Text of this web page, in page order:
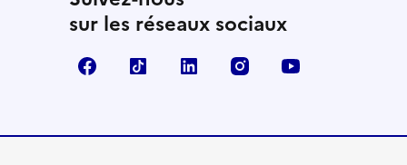
sur les réseaux sociaux
FacebookTikTok LinkedIn Instagram